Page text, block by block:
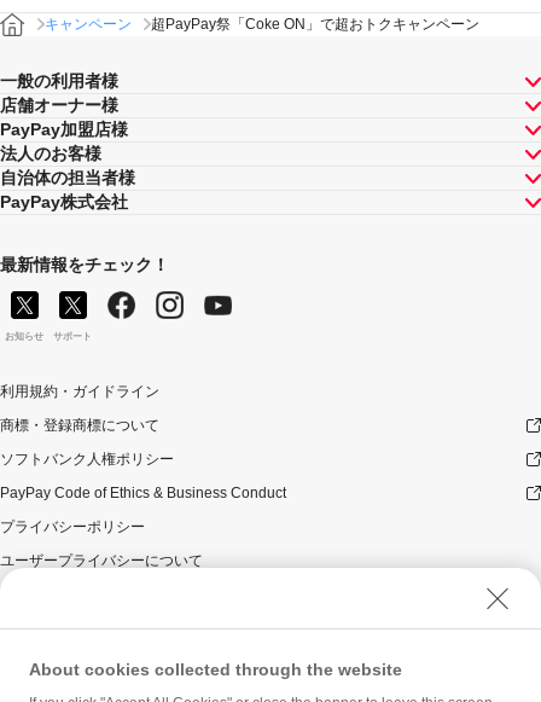
せん。
るPayPayボーナスの額が最大となるものが適用されま
す。PayPay株式会社が指定する場合を除き、それらが重
複適用されることはありません。
本キャンペーンが適用される場合に、同時開催する他の
総付キャンペーンの適用条件を満たすときにはそれらも
適用されますが、1回のお支払いについてのPayPayボー
ャンペーンによる付与分が縮減されます）。ただし、上
記上限は、マイナポイント付与期間中（2020年9月1日～
2021年3月31日）のお支払いに適用されるものであり、
2021年4月1日以降は変更予定です。
合や、キャンペーン自体を予告なく中止する場合があり
ます。
支払いいただいた際に、仮に本キャンペーンを適用する
と、本キャンペーンによるPayPayボーナスの付与額が期
は、当該付与合計額がそれぞれの期間上限額相当となる
よう付与いたします（付与合計額が、それぞれの期間上
本キャンペーンの対象となった加盟店との契約の一部に
ついて取消し、無効または解除（合意解除を含み、以下
理由の如何にかかわらず、また返金の有無にかかわら
キャンペーン 超PayPay祭「Coke ON」で超おトクキャンペーン
一般の利用者様
店舗オーナー様
PayPay加盟店様
法人のお客様
自治体の担当者様
PayPay株式会社
最新情報をチェック！
お知らせ サポート
利用規約・ガイドライン
商標・登録商標について
ソフトバンク人権ポリシー
PayPay Code of Ethics & Business Conduct
プライバシーポリシー
ユーザープライバシーについて
ウェブサイト利用規約
反社会的勢力に対する方針
勧誘方針
About cookies collected through the website